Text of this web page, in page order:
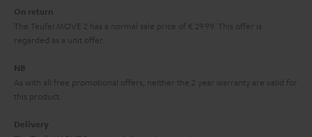
On return
The Teufel MOVE 2 has a normal sale price of € 29.99. This offer is
regarded as a unit offer.
NB
As with all free promotional offers, neither the 2 year warranty are valid for
this product.
Delivery